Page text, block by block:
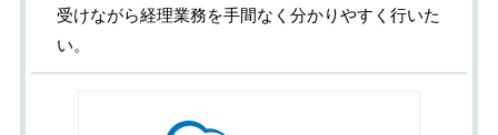
受けながら経理業務を手間なく分かりやすく行いた
い。